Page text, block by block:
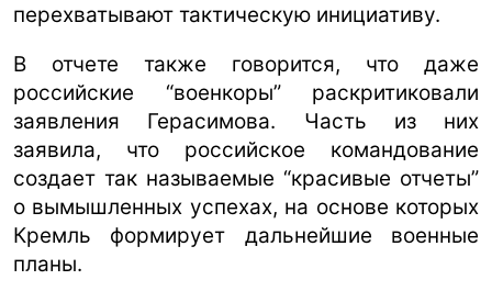
перехватывают тактическую инициативу.
В отчете также говорится, что даже
российские “военкоры” раскритиковали
заявления Герасимова. Часть из них
заявила, что российское командование
создает так называемые “красивые отчеты”
о вымышленных успехах, на основе которых
Кремль формирует дальнейшие военные
планы.